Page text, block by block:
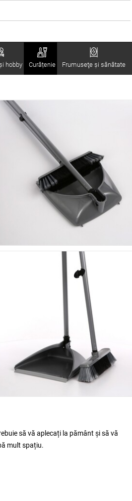
hobby Curățenie Frumuseţe şi sănătate
să vă aplecați la pământ și să vă
mult spațiu.